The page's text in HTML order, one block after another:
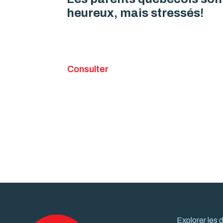
heureux, mais stressés!
Consulter
Explorer les